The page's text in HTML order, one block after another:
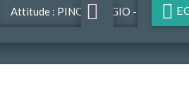
Attitude : PINO D'ANGIO -
Ma Quale Idea (Original